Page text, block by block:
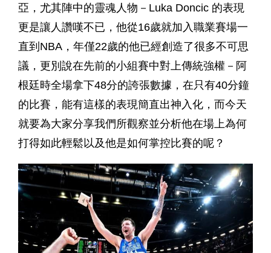
亞，尤其陣中的靈魂人物－Luka Doncic 的表現
更是讓人讚嘆不已，他從16歲就加入職業賽場一
直到NBA，年僅22歲的他已經創造了很多不可思
議，更別說在先前的小組賽中對上傳統強權－阿
根廷時全場拿下48分的誇張數據，在只有40分鐘
的比賽，能有這樣的表現簡直出神入化，而今天
就要為大家分享我們所觀察並分析他在場上為何
打得如此輕鬆以及他是如何掌控比賽的呢？